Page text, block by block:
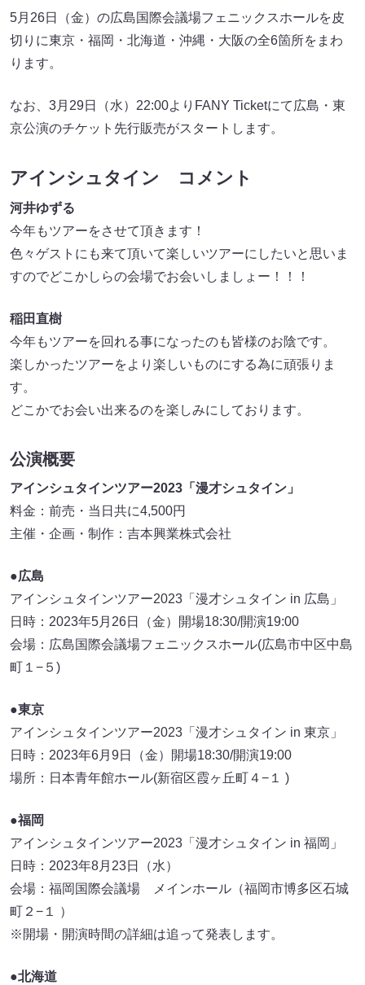
5月26日（金）の広島国際会議場フェニックスホールを皮
切りに東京・福岡・北海道・沖縄・大阪の全6箇所をまわ
ります。
なお、3月29日（水）22:00よりFANY Ticketにて広島・東
京公演のチケット先行販売がスタートします。
アインシュタイン コメント
河井ゆずる
今年もツアーをさせて頂きます！
色々ゲストにも来て頂いて楽しいツアーにしたいと思いま
すのでどこかしらの会場でお会いしましょー！！！
稲田直樹
今年もツアーを回れる事になったのも皆様のお陰です。
楽しかったツアーをより楽しいものにする為に頑張りま
す。
どこかでお会い出来るのを楽しみにしております。
公演概要
アインシュタインツアー2023「漫才シュタイン」
料金：前売・当日共に4,500円
主催・企画・制作：吉本興業株式会社
●広島
アインシュタインツアー2023「漫才シュタイン in 広島」
日時：2023年5月26日（金）開場18:30/開演19:00
会場：広島国際会議場フェニックスホール(広島市中区中島
町１−５)
●東京
アインシュタインツアー2023「漫才シュタイン in 東京」
日時：2023年6月9日（金）開場18:30/開演19:00
場所：日本青年館ホール(新宿区霞ヶ丘町４−１ )
●福岡
アインシュタインツアー2023「漫才シュタイン in 福岡」
日時：2023年8月23日（水）
会場：福岡国際会議場 メインホール（福岡市博多区石城
町２−１ ）
※開場・開演時間の詳細は追って発表します。
●北海道